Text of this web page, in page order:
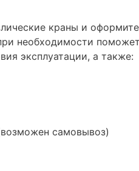
краны и
необходимости
эксплуатации, а также:
самовывоз)